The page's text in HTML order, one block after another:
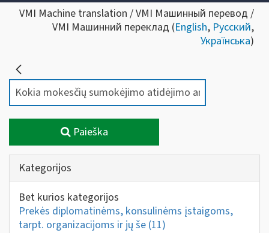
VMI Machine translation / VMI Машинный перевод /
VMI Машинний переклад (English, Русский,
Українська)
Paieška
Kategorijos
Bet kurios kategorijos
Prekės diplomatinėms, konsulinėms įstaigoms,
tarpt. organizacijoms ir jų še (11)